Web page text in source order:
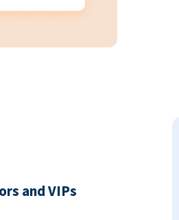
and VIPs